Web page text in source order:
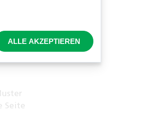
fertig
Seite
ALLE AKZEPTIEREN